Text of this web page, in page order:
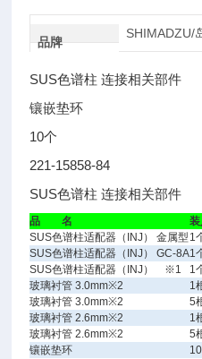
品牌
SHIMADZU/
SUS色谱柱 连接相关部件
镶嵌垫环
10个
221-15858-84
SUS色谱柱 连接相关部件
品 名
SUS色谱柱适配器（INJ） 金属型 1
SUS色谱柱适配器（INJ） GC-8A1
SUS色谱柱适配器（INJ） ※1
1
玻璃衬管 3.0mm※2
1
玻璃衬管 3.0mm※2
5
玻璃衬管 2.6mm※2
1
玻璃衬管 2.6mm※2
5
镶嵌垫环